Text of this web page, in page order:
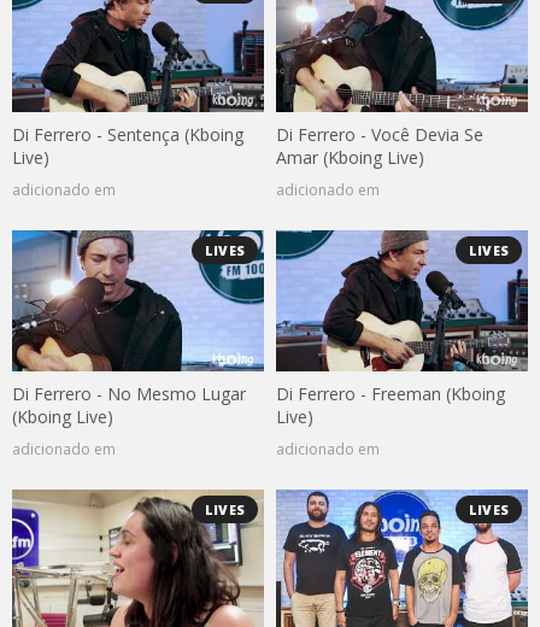
Di Ferrero - Sentença (Kboing
Live)
adicionado em
Di Ferrero - Você Devia Se
Amar (Kboing Live)
adicionado em
LIVES
Di Ferrero - No Mesmo Lugar
(Kboing Live)
adicionado em
LIVES
Di Ferrero - Freeman (Kboing
Live)
adicionado em
LIVES LIVES